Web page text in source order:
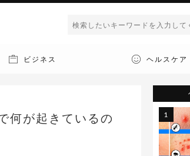
ビジネス ヘルスケア
何が起きているの